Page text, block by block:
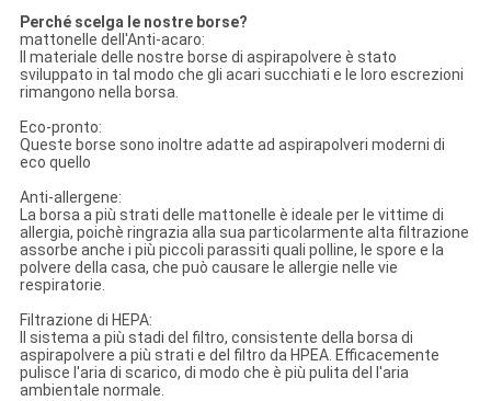
Perché scelga le nostre borse?
mattonelle dell'Anti-acaro:
Il materiale delle nostre borse di aspirapolvere è stato
sviluppato in tal modo che gli acari succhiati e le loro escrezioni
rimangono nella borsa.
Eco-pronto:
Queste borse sono inoltre adatte ad aspirapolveri moderni di
eco quello
Anti-allergene:
La borsa a più strati delle mattonelle è ideale per le vittime di
allergia, poichè ringrazia alla sua particolarmente alta filtrazione
assorbe anche i più piccoli parassiti quali polline, le spore e la
polvere della casa, che può causare le allergie nelle vie
respiratorie.
Filtrazione di HEPA:
Il sistema a più stadi del filtro, consistente della borsa di
aspirapolvere a più strati e del filtro da HPEA. Efficacemente
pulisce l'aria di scarico, di modo che è più pulita del l'aria
ambientale normale.